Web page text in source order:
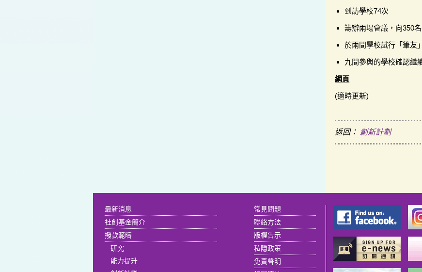
到訪學校74次
籌辦兩場會議，向350
於兩間學校試行「筆友
九間參與的學校確認繼
網頁
(適時更新)
返回： 創新計劃
最新消息
社創基金簡介
撥款範疇
研究
能力提升
常見問題
聯絡方法
版權告示
私隱政策
免責聲明